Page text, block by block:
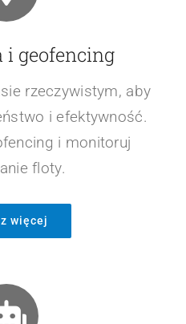
i geofencing
rzeczywistym, aby
i efektywność.
i monitoruj
floty.
więcej